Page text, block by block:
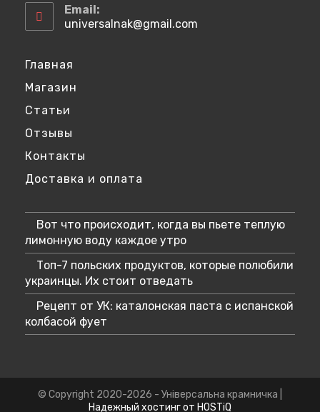
в
вашем
Email:
universalnak@gmail.com
Главная
Магазин
Статьи
Отзывы
Контакты
Доставка и оплата
Вот что происходит, когда вы пьете теплую
лимонную воду каждое утро
Топ-7 польских продуктов, которые полюбили
украинцы. Их стоит отведать
Рецепт от УК: каталонская паста с испанской
колбасой фует
© Copyright 2020-2026 - Універсальна крамничка |
Надежный хостинг от HOSTiQ